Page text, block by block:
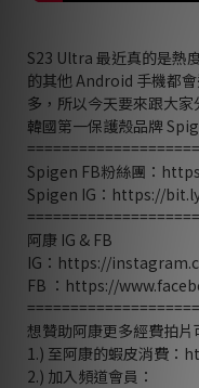
S23 Ultra 最近真的是熱
的其他 Android 手機都
多，所以今天要來跟大
韓國第一保護殼品牌
Spigen FB粉絲團：
Spigen IG：https://
阿康 IG & FB
IG：https://
FB ：https://
想贊助阿康更多經費拍
1.) 至阿康的蝦皮消費
2.) 加入頻道會員：